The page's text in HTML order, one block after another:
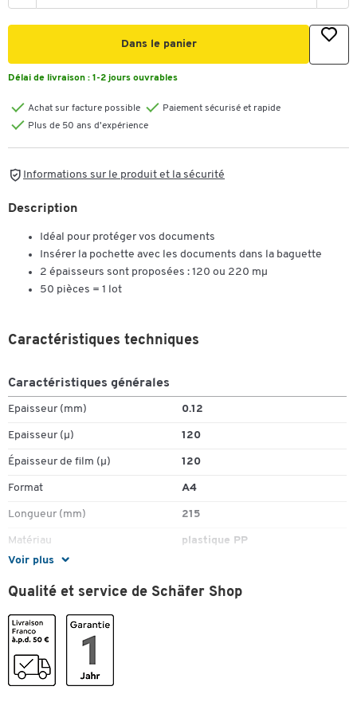
Dans le panier
Délai de livraison : 1-2 jours ouvrables
Achat sur facture possible
Paiement sécurisé et rapide
Plus de 50 ans d'expérience
Informations sur le produit et la sécurité
Description
Idéal pour protéger vos documents
Insérer la pochette avec les documents dans la baguette
2 épaisseurs sont proposées : 120 ou 220 mµ
50 pièces = 1 lot
Voir plus
Caractéristiques techniques
Caractéristiques générales
Epaisseur (mm) 0.12
Epaisseur (µ) 120
Épaisseur de film (µ) 120
Format A4
Longueur (mm) 215
Matériau plastique PP
Ouverture
Perforation sans
Pièce(s) par paquet
Surface
Type de perforation
Qualité et service de Schäfer Shop